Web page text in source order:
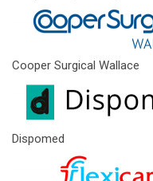
Cooper Surgical Wallace
Dispomed